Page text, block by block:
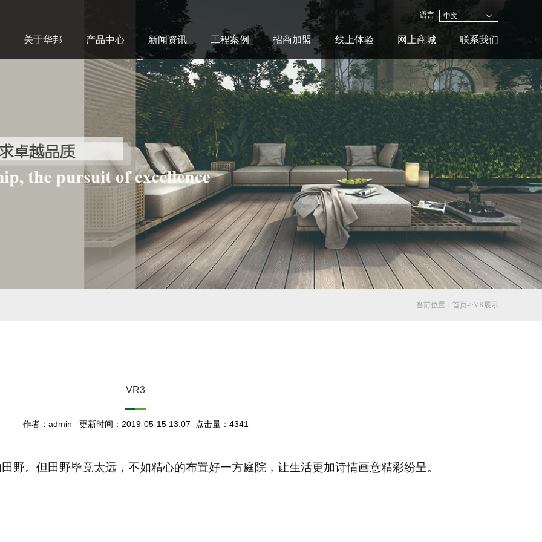
语言 中文
关于华邦 产品中心 新闻资讯 工程案例 招商加盟 线上体验 网上商城 联系我们
当前位置： 首页->VR展示
VR3
作者：admin 更新时间：2019-05-15 13:07 点击量：4341
野。但田野毕竟太远，不如精心的布置好一方庭院，让生活更加诗情画意精彩纷呈。